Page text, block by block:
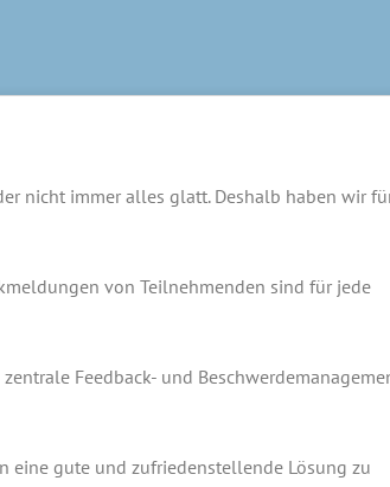
nicht immer alles glatt. Deshalb haben wir
von Teilnehmenden sind für jede
Feedback- und
eine gute und zufriedenstellende Lösung zu